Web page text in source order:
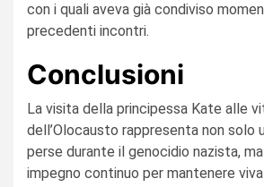
con i quali aveva già condiviso
precedenti incontri.
Conclusioni
La visita della principessa Kate alle
dell’Olocausto rappresenta non solo
perse durante il genocidio nazista,
impegno continuo per mantenere